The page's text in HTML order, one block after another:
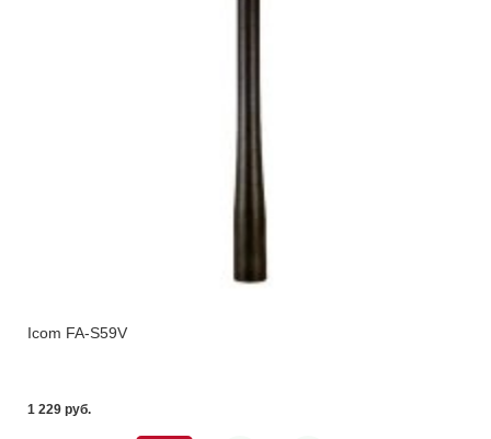
Icom FA-S59V
1 229 pуб.